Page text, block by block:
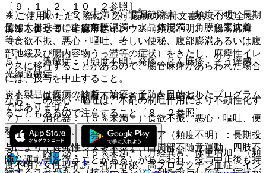
４）． 眼：（５％未満＊）眼調節障害、（頻度不明）長期
又は大量投与による角膜混濁・水晶体混濁、角膜色素沈着
等。
５）． 過敏症：（頻度不明）発疹、じん麻疹、そう痒感、
光線過敏症。
６）． 血液：（頻度不明）貧血、白血球減少。
７）． 消化器：（５％未満＊）食欲不振、悪心・嘔吐、便
秘、下痢、口渇。
８）． 内分泌：（５％未満＊）月経異常、体重増加、（頻
度不明）女性型乳房、乳汁分泌、高プロラクチン血症、イン
〔９．１．２、１０．２参照〕。
１１．１．３． 麻痺性イレウス（頻度不明）：腸管麻痺
（食欲不振、悪心・嘔吐、著しい便秘、腹部膨満あるいは腹
部弛緩及び腸内容物うっ滞等の症状）をきたし、麻痺性イレ
ウスに移行することがあるので、腸管麻痺があらわれた場合
には、投与を中止すること。
なお、この悪心・嘔吐は、本剤の制吐作用により不顕性化す
ることもあるので注意すること〔８．２参照〕。
１１．１．４． 遅発性ジスキネジア（頻度不明）：長期投
与により、遅発性ジスキネジア（口周部不随意運動、四肢不
随意運動等を伴うことがある）があらわれ、投与中止後も持
※ ご使用いただく際に、必ず最新の添付文書および安全性
情報も併せてご確認下さい。
※本製品は疾病の診断・治療・予防を目的としたプログラム
ではありません。
ホーム
ノート